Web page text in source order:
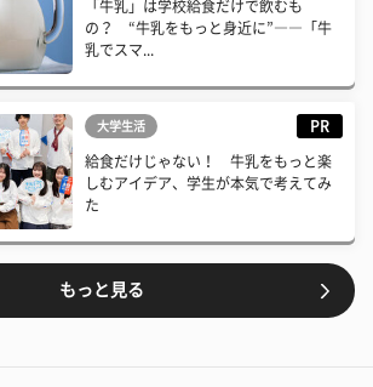
「牛乳」は学校給食だけで飲むも
の？ “牛乳をもっと身近に”――「牛
乳でスマ...
大学生活 PR
給食だけじゃない！ 牛乳をもっと楽
しむアイデア、学生が本気で考えてみ
た
もっと見る